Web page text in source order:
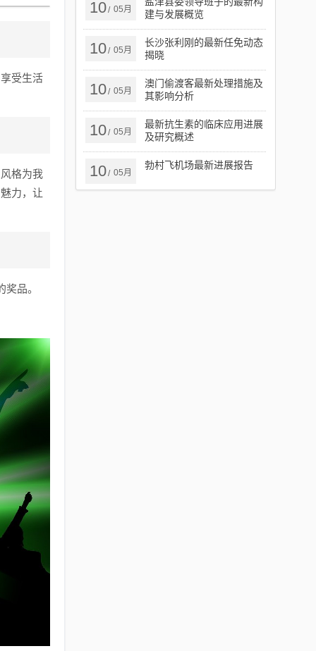
受生活
格为我
力，让
品。
10/ 05月
建与发展概览
10/ 05月
长沙张利刚的最新任免动态
揭晓
10/ 05月
澳门偷渡客最新处理措施及
其影响分析
10/ 05月
最新抗生素的临床应用进展
及研究概述
10/ 05月
勃村飞机场最新进展报告